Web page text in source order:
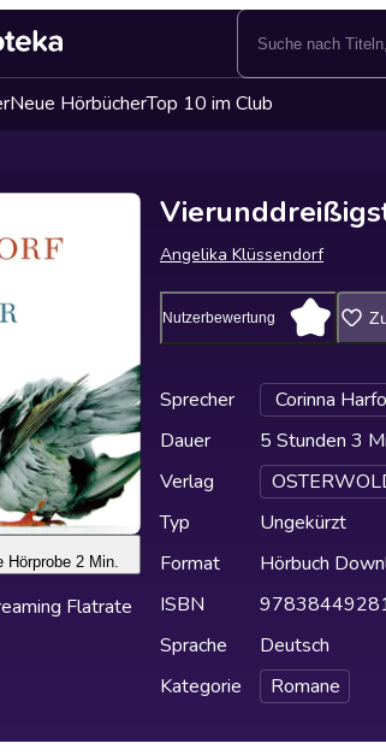
Neue HörbücherTop 10 im Club
Hörprobe 2 Min.
Flatrate
Angelika Klüssendorf
Nutzerbewertung
Sprecher Corinna
Dauer
5 Stunden 3
Verlag
Typ
Ungekürzt
Format
Hörbuch
ISBN
Sprache
Deutsch
Kategorie
Romane